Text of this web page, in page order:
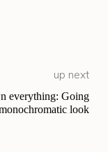
up next
everything: Going
look